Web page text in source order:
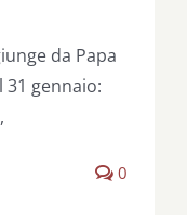
da Papa
31 gennaio:
0